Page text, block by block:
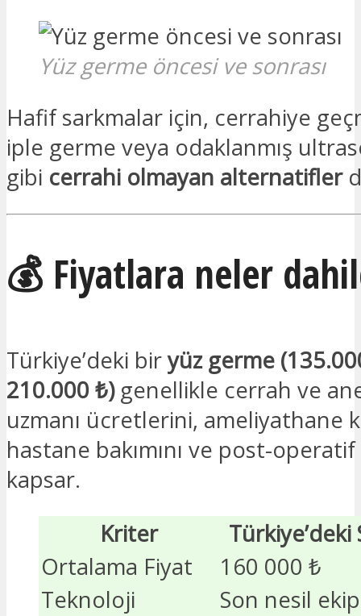
Yüz germe öncesi ve sonrası
Hafif sarkmalar için, cerrahiye
iple germe veya odaklanmış
gibi cerrahi olmayan alternatifler
💰 Fiyatlara neler
Türkiye’deki biryüz germe
210.000 ₺)genellikle cerrah ve
uzmanı ücretlerini, ameliyathane
hastane bakımını ve post-
kapsar.
Kriter
Ortalama Fiyat
160 000 ₺
Teknoloji
Son nesil